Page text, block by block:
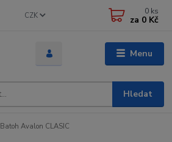
Menu
CZK
Hledat
0 ks
za 0 Kč
Batoh Avalon CLASIC